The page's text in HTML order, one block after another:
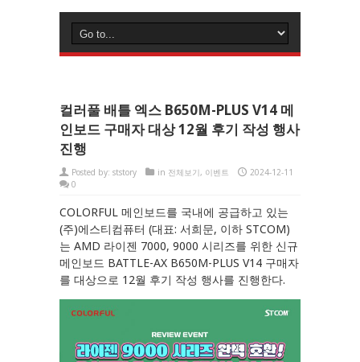
컬러풀 배틀 엑스 B650M-PLUS V14 메
인보드 구매자 대상 12월 후기 작성 행사
진행
Posted by: ststory in 전체보기, 이벤트
2024-12-11
0
COLORFUL 메인보드를 국내에 공급하고 있는
(주)에스티컴퓨터 (대표: 서희문, 이하 STCOM)
는 AMD 라이젠 7000, 9000 시리즈를 위한 신규
메인보드 BATTLE-AX B650M-PLUS V14 구매자
를 대상으로 12월 후기 작성 행사를 진행한다.